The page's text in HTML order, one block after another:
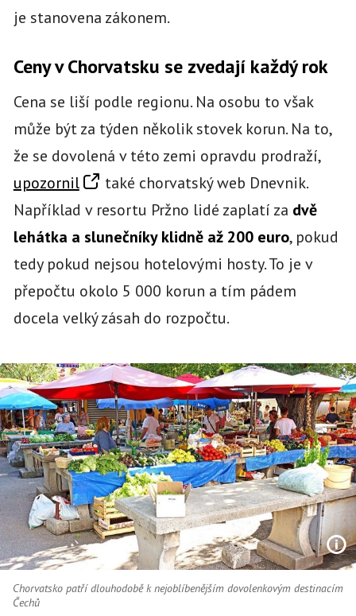
je stanovena zákonem.
Ceny v Chorvatsku se zvedají každý rok
Cena se liší podle regionu. Na osobu to však
může být za týden několik stovek korun. Na to,
že se dovolená v této zemi opravdu prodraží,
upozornil
také chorvatský web Dnevnik.
Například v resortu Pržno lidé zaplatí za dvě
lehátka a slunečníky klidně až 200 euro, pokud
tedy pokud nejsou hotelovými hosty. To je v
přepočtu okolo 5 000 korun a tím pádem
docela velký zásah do rozpočtu.
Chorvatsko patří dlouhodobě k nejoblíbenějším dovolenkovým destinacím
Čechů